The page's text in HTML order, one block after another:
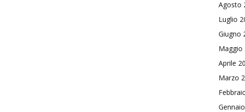
Agosto
Luglio
Giugno
Maggio
Aprile
Marzo